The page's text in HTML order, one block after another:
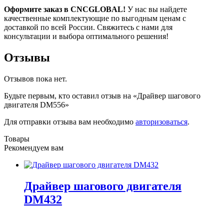
Оформите заказ в CNCGLOBAL! У нас вы найдете
качественные комплектующие по выгодным ценам с
доставкой по всей России. Свяжитесь с нами для
консультации и выбора оптимального решения!
Отзывы
Отзывов пока нет.
Будьте первым, кто оставил отзыв на «Драйвер шагового
двигателя DM556»
Для отправки отзыва вам необходимо авторизоваться.
Товары
Рекомендуем вам
Драйвер шагового двигателя
DM432